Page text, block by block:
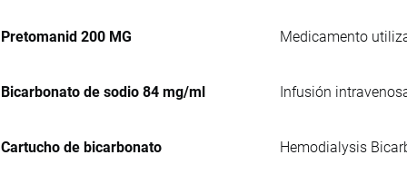
Pretomanid 200 MG Medicamento
Bicarbonato de sodio 84 mg/ml Infusión
Cartucho de bicarbonato Hemodialysis